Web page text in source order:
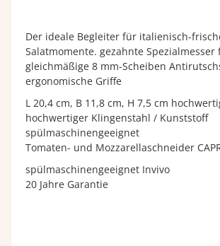
Der ideale Begleiter für italienisch-
Salatmomente. gezahnte Spezialmesser
gleichmäßige 8 mm-Scheiben
ergonomische Griffe
L 20,4 cm, B 11,8 cm, H 7,5 cm
hochwertiger Klingenstahl / Kunststoff
spülmaschinengeeignet
Tomaten- und Mozzarellaschneider
spülmaschinengeeignet Invivo
20 Jahre Garantie